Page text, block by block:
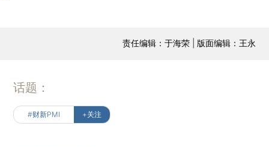
责任编辑：于海荣 | 版面编辑：王永
话题：
#财新PMI +关注